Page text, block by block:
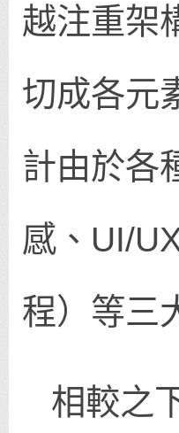
越注重架
切成各元
計由於各
感、UI/
程）等三
相較之